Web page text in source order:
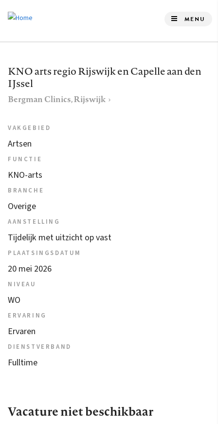
de
gaan
MENU
KNO arts regio Rijswijk en Capelle aan den
IJssel
Bergman Clinics, Rijswijk
VAKGEBIED
Artsen
FUNCTIE
KNO-arts
BRANCHE
Overige
AANSTELLING
Tijdelijk met uitzicht op vast
PLAATSINGSDATUM
20 mei 2026
NIVEAU
WO
ERVARING
Ervaren
DIENSTVERBAND
Fulltime
Vacature niet beschikbaar